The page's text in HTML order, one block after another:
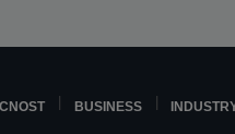
BUSINESS